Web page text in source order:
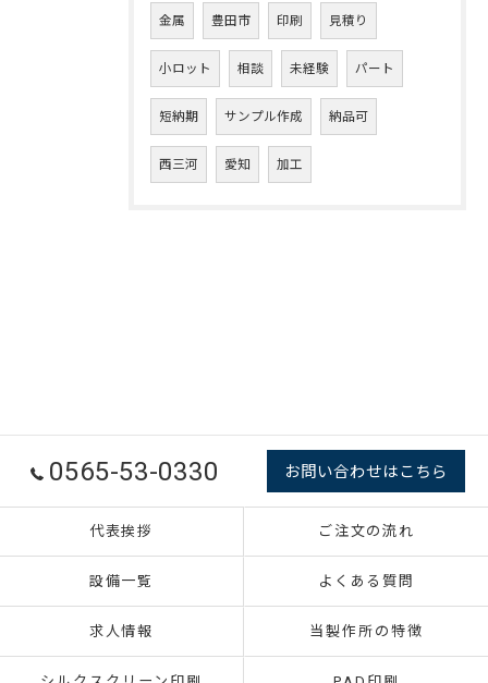
金属 豊田市 印刷 見積り
小ロット 相談 未経験 パート
短納期 サンプル作成 納品可
西三河 愛知 加工
0565-53-0330 お問い合わせはこちら
代表挨拶 ご注文の流れ
設備一覧 よくある質問
求人情報 当製作所の特徴